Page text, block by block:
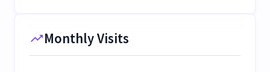
Monthly Visits